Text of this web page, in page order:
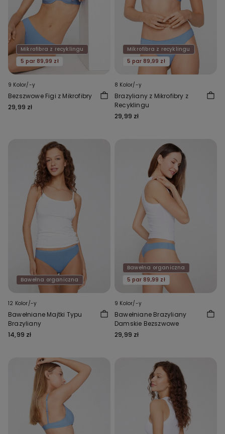
Mikrofibra z recyklingu
5 par 89,99 zł
9 Kolor/-y
Bezszwowe Figi z Mikrofibry
29,99 zł
Mikrofibra z recyklingu
5 par 89,99 zł
8 Kolor/-y
Brazyliany z Mikrofibry z
Recyklingu
29,99 zł
Bawełna organiczna
12 Kolor/-y
Bawełniane Majtki Typu
Brazyliany
14,99 zł
Bawełna organiczna
5 par 89,99 zł
9 Kolor/-y
Bawełniane Brazyliany
Damskie Bezszwowe
29,99 zł